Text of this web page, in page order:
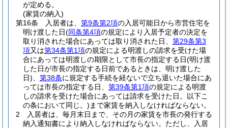
が定める。
(家賃の納入)
第16条
入居者は、 第9条第2項の入居可能日から市営住宅を
明け渡した日(同条第4項の規定により入居予定者の決定を
取り消された場合にあっては取り消された日、 第29条第3
項又は第34条第1項の規定による明渡しの請求を受けた場
合にあっては明渡しの期限として市長の指定する日(明け渡
した日が市長の指定する日前であるときは、明け渡した
日)
第38条に規定する手続を経ないで立ち退いた場合にあ
っては市長の指定する日、 第39条第1項の規定による明渡
しの請求を受けた場合にあっては請求を受けた日。以下こ
の条において同じ。) まで家賃を納入しなければならない。
2
入居者は、毎月末日まで、その月の家賃を市長の発行する
納入通知書により納入しなければならない。 ただし、入居